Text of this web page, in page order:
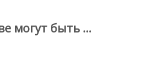
могут быть …